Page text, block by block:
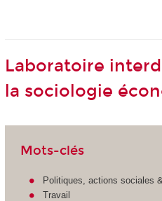
Laboratoire
la sociologie
Mots-clés
Politiques, actions sociales
Travail